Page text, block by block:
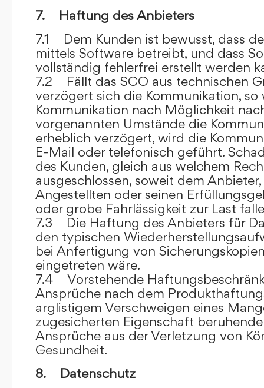
7. Haftung des Anbieters
7.1 Dem Kunden ist bewusst, dass
mittels Software betreibt, und dass
vollständig fehlerfrei erstellt werden
7.2 Fällt das SCO aus technischen
verzögert sich die Kommunikation, so
Kommunikation nach Möglichkeit
vorgenannten Umstände die
erheblich verzögert, wird die
E-Mail oder telefonisch geführt.
des Kunden, gleich aus welchem
ausgeschlossen, soweit dem
Angestellten oder seinen
oder grobe Fahrlässigkeit zur Last
7.3 Die Haftung des Anbieters für
den typischen
bei Anfertigung von
eingetreten wäre.
7.4 Vorstehende
Ansprüche nach dem
arglistigem Verschweigen eines
zugesicherten Eigenschaft
Ansprüche aus der Verletzung von
Gesundheit.
8. Datenschutz